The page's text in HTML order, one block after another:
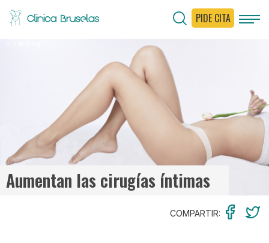
PIDE CITA
Aumentan las cirugías íntimas
COMPARTIR: